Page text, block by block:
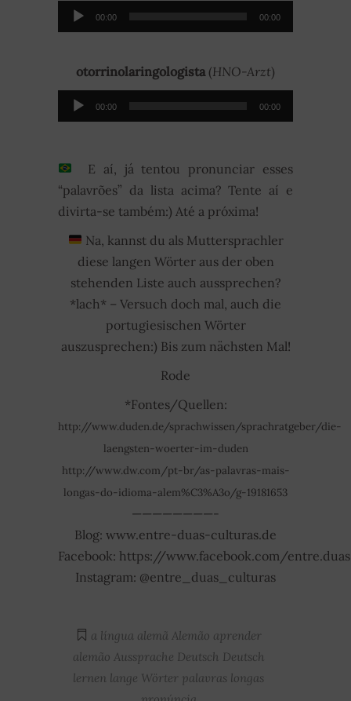
Player
00:00 00:00
otorrinolaringologista (HNO-Arzt)
Player
00:00 00:00
E aí, já tentou pronunciar esses
“palavrões” da lista acima? Tente aí e
divirta-se também:) Até a próxima!
Na, kannst du als Muttersprachler
diese langen Wörter aus der oben
stehenden Liste auch aussprechen?
*lach* – Versuch doch mal, auch die
portugiesischen Wörter
auszusprechen:) Bis zum nächsten Mal!
Rode
*Fontes/Quellen:
http://www.duden.de/sprachwissen/sprachratgeber/die-
laengsten-woerter-im-duden
http://www.dw.com/pt-br/as-palavras-mais-
longas-do-idioma-alem%C3%A3o/g-19181653
————————-
Blog: www.entre-duas-culturas.de
Facebook: https://www.facebook.com/
Instagram: @entre_duas_culturas
a língua alemã Alemão aprender
alemão Aussprache Deutsch Deutsch
lernen lange Wörter palavras longas